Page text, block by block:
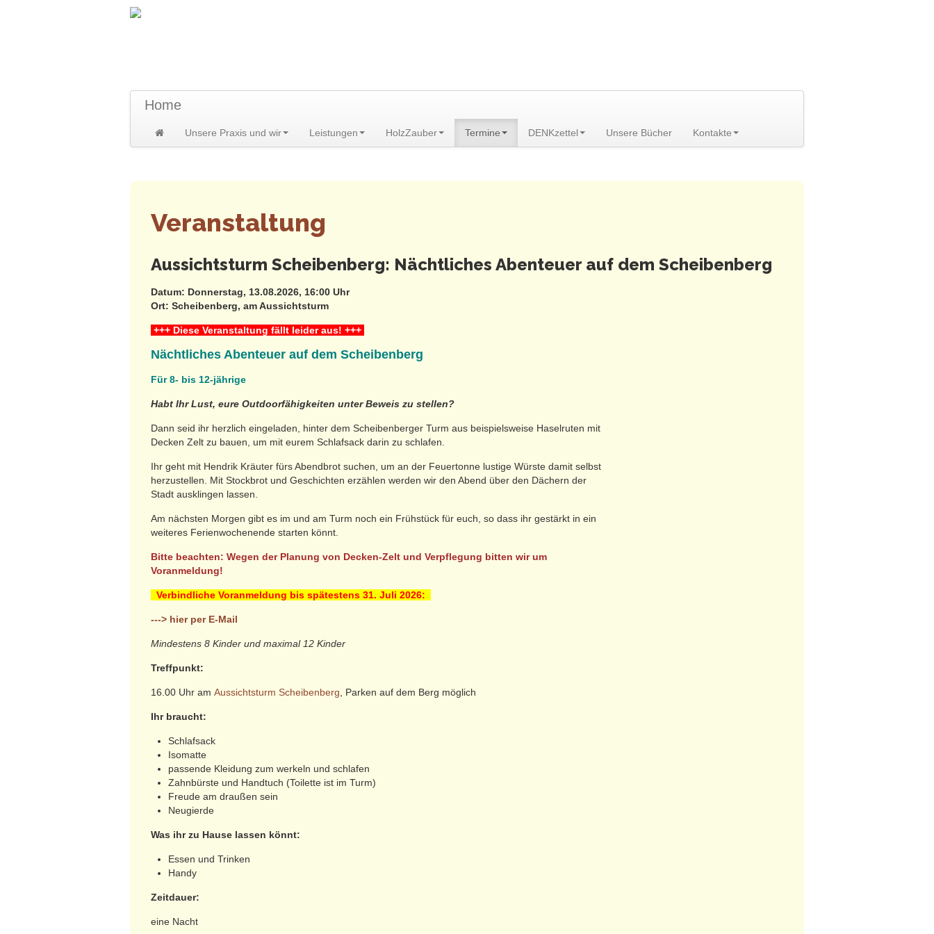
Home
Unsere Praxis und wir Leistungen HolzZauber Termine DENKzettel Unsere Bücher Kontakte
Veranstaltung
Aussichtsturm Scheibenberg: Nächtliches Abenteuer auf dem Scheibenberg
Datum: Donnerstag, 13.08.2026, 16:00 Uhr
Ort: Scheibenberg, am Aussichtsturm
+++ Diese Veranstaltung fällt leider aus! +++
Nächtliches Abenteuer auf dem Scheibenberg
Für 8- bis 12-jährige
Habt Ihr Lust, eure Outdoorfähigkeiten unter Beweis zu stellen?
Dann seid ihr herzlich eingeladen, hinter dem Scheibenberger Turm aus beispielsweise Haselruten mit
Decken Zelt zu bauen, um mit eurem Schlafsack darin zu schlafen.
Ihr geht mit Hendrik Kräuter fürs Abendbrot suchen, um an der Feuertonne lustige Würste damit selbst
herzustellen. Mit Stockbrot und Geschichten erzählen werden wir den Abend über den Dächern der
Stadt ausklingen lassen.
Am nächsten Morgen gibt es im und am Turm noch ein Frühstück für euch, so dass ihr gestärkt in ein
weiteres Ferienwochenende starten könnt.
Bitte beachten: Wegen der Planung von Decken-Zelt und Verpflegung bitten wir um
Voranmeldung!
Verbindliche Voranmeldung bis spätestens 31. Juli 2026:
---> hier per E-Mail
Mindestens 8 Kinder und maximal 12 Kinder
Treffpunkt:
16.00 Uhr am Aussichtsturm Scheibenberg , Parken auf dem Berg möglich
Ihr braucht:
Schlafsack
Isomatte
passende Kleidung zum werkeln und schlafen
Zahnbürste und Handtuch (Toilette ist im Turm)
Freude am draußen sein
Neugierde
Was ihr zu Hause lassen könnt:
Essen und Trinken
Handy
Zeitdauer:
eine Nacht